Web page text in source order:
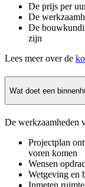
De prijs per
De
De
zijn
Lees meer over de
Wat doet een
De werkzaamheden
Projectplan
voren komen
Wensen
Wetgeving en
Inmeten